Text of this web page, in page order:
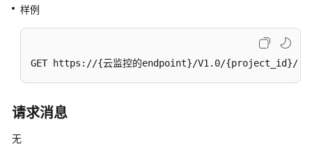
实
践
参
考
SDK
样例
GET https://{云监控的endpoint}/V1.0/{project_id}/
请求消息
无